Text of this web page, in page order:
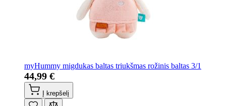
myHummy migdukas baltas triukšmas rožinis baltas 3/1
44,99 €
Į krepšelį